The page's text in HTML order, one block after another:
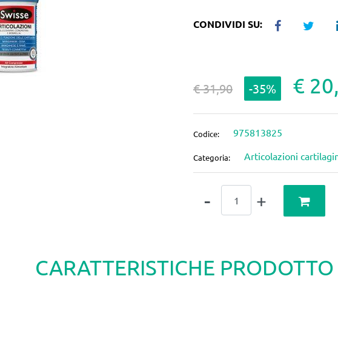
CONDIVIDI SU:
€ 31,90 -35% €
Codice: 975813825
Categoria: Articolazioni
CARATTERISTICHE PRODOTTO